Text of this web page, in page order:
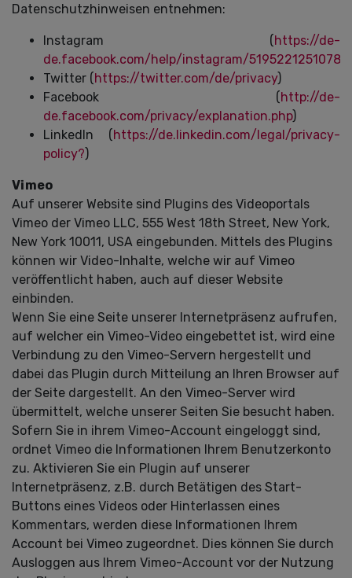
Datenschutzhinweisen entnehmen:
Instagram (https://de-
de.facebook.com/help/instagram/
Twitter (https://twitter.com/de/privacy)
Facebook (http://de-
de.facebook.com/privacy/explanation.php)
LinkedIn (https://de.linkedin.com/legal/privacy-
policy?)
Vimeo
Auf unserer Website sind Plugins des Videoportals
Vimeo der Vimeo LLC, 555 West 18th Street, New York,
New York 10011, USA eingebunden. Mittels des Plugins
können wir Video-Inhalte, welche wir auf Vimeo
veröffentlicht haben, auch auf dieser Website
einbinden.
Wenn Sie eine Seite unserer Internetpräsenz aufrufen,
auf welcher ein Vimeo-Video eingebettet ist, wird eine
Verbindung zu den Vimeo-Servern hergestellt und
dabei das Plugin durch Mitteilung an Ihren Browser auf
der Seite dargestellt. An den Vimeo-Server wird
übermittelt, welche unserer Seiten Sie besucht haben.
Sofern Sie in ihrem Vimeo-Account eingeloggt sind,
ordnet Vimeo die Informationen Ihrem Benutzerkonto
zu. Aktivieren Sie ein Plugin auf unserer
Internetpräsenz, z.B. durch Betätigen des Start-
Buttons eines Videos oder Hinterlassen eines
Kommentars, werden diese Informationen Ihrem
Account bei Vimeo zugeordnet. Dies können Sie durch
Ausloggen aus Ihrem Vimeo-Account vor der Nutzung